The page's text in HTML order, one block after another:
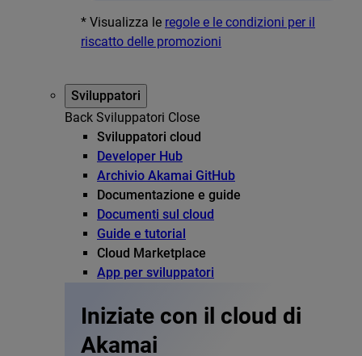
* Visualizza le regole e le condizioni per il
riscatto delle promozioni
Sviluppatori
Back Sviluppatori Close
Sviluppatori cloud
Developer Hub
Archivio Akamai GitHub
Documentazione e guide
Documenti sul cloud
Guide e tutorial
Cloud Marketplace
App per sviluppatori
Iniziate con il cloud di
Akamai